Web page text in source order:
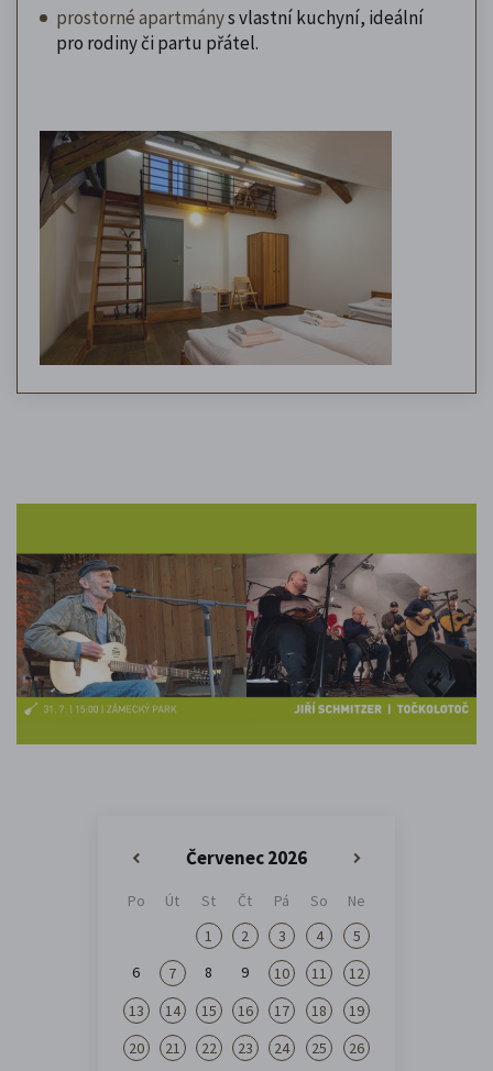
prostorné apartmánys vlastní kuchyní, ideální
pro rodiny či partu přátel.
Červenec 2026
»
Po Út St Čt Pá So
Ne
1
2 3 4
5
6
7 8 9 10 11
12
13
14 15 16 17 18
19
20
21 22 23 24 25 26